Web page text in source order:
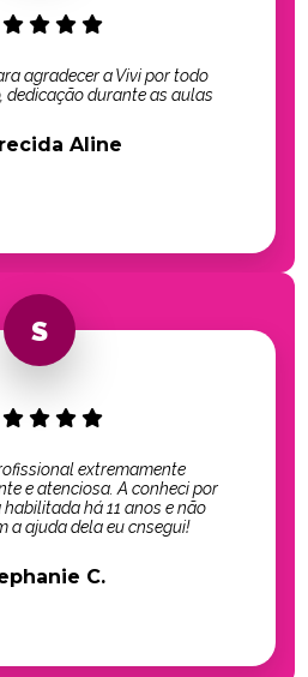
agradecer a Vivi por todo
dedicação durante as aulas
Aline
extremamente
e atenciosa. A conheci por
há 11 anos e não
a ajuda dela eu cnsegui!
C.